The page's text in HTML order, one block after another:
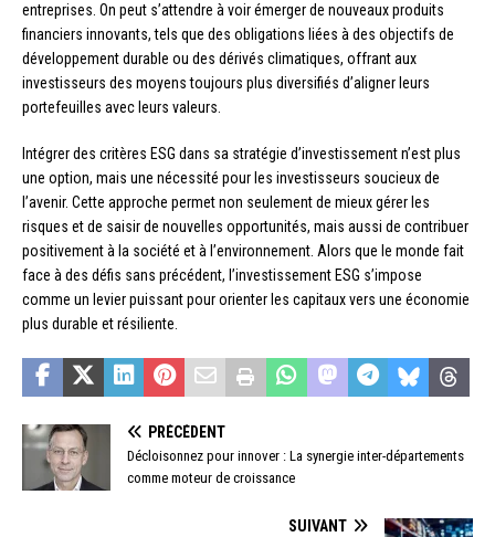
entreprises. On peut s’attendre à voir émerger de nouveaux produits
financiers innovants, tels que des obligations liées à des objectifs de
développement durable ou des dérivés climatiques, offrant aux
investisseurs des moyens toujours plus diversifiés d’aligner leurs
portefeuilles avec leurs valeurs.
Intégrer des critères ESG dans sa stratégie d’investissement n’est plus
une option, mais une nécessité pour les investisseurs soucieux de
l’avenir. Cette approche permet non seulement de mieux gérer les
risques et de saisir de nouvelles opportunités, mais aussi de contribuer
positivement à la société et à l’environnement. Alors que le monde fait
face à des défis sans précédent, l’investissement ESG s’impose
comme un levier puissant pour orienter les capitaux vers une économie
plus durable et résiliente.
PRÉCÉDENT
Décloisonnez pour innover : La synergie inter-départements
comme moteur de croissance
SUIVANT